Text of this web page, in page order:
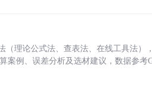
理论公式法、查表法、在线工具法）
案例、误差分析及选材建议，数据参考